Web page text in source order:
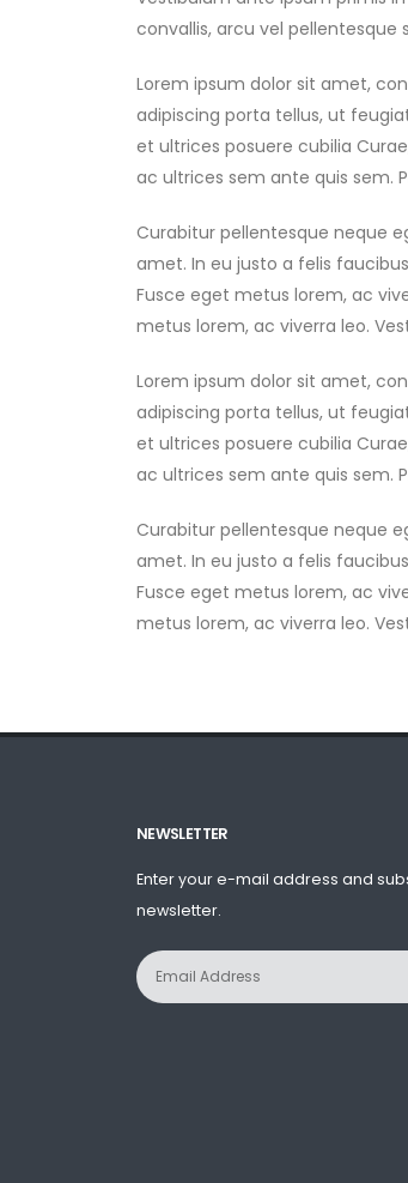
convallis, arcu vel pellentesque
Lorem ipsum dolor sit amet,
adipiscing porta tellus, ut
et ultrices posuere cubilia
ac ultrices sem ante quis sem.
Curabitur pellentesque neque
amet. In eu justo a felis
Fusce eget metus lorem, ac
metus lorem, ac viverra leo.
Lorem ipsum dolor sit amet,
adipiscing porta tellus, ut
et ultrices posuere cubilia
ac ultrices sem ante quis sem.
Curabitur pellentesque neque
amet. In eu justo a felis
Fusce eget metus lorem, ac
metus lorem, ac viverra leo.
NEWSLETTER
Enter your e-mail address and
newsletter.